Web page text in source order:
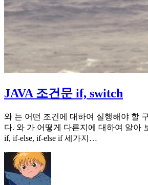
JAVA 조건문 if, switch
와 는 어떤 조건에 대하여 실행해야 할
다. 와 가 어떻게 다른지에 대하여 알아
if, if-else, if-else if 세가지…